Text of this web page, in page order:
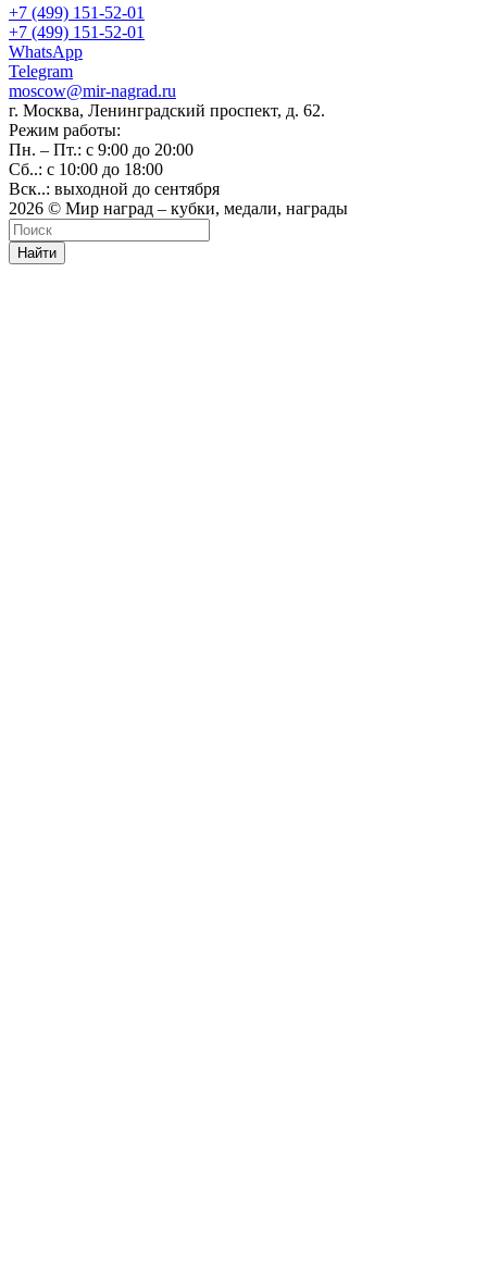
+7 (499) 151-52-01
+7 (499) 151-52-01
WhatsApp
Telegram
moscow@mir-nagrad.ru
г. Москва, Ленинградский проспект, д. 62.
Режим работы:
Пн. – Пт.: с 9:00 до 20:00
Сб..: с 10:00 до 18:00
Вск..: выходной до сентября
2026 © Мир наград – кубки, медали, награды
Найти